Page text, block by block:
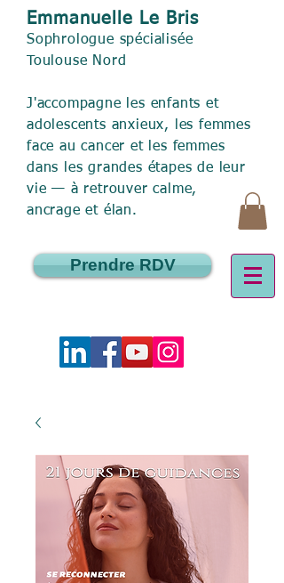
Emmanuelle Le Bris
Sophrologue spécialisée
Toulouse Nord
J'accompagne les enfants et
adolescents anxieux, les femmes
face au cancer et les femmes
dans les grandes étapes de leur
vie — à retrouver calme,
ancrage et élan.
Prendre RDV